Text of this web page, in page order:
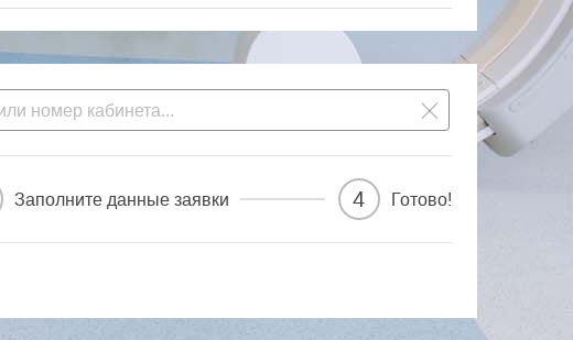
Заполните данные заявки 4 Готово!